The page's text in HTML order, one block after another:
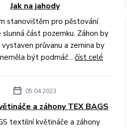
Jak na jahody
stanovištěm pro pěstování
slunná část pozemku. Záhon by
průvanu a zemina by
být podmáč...číst celé
05.04.2023
a záhony TEX BAGS
textilní květináče a záhony